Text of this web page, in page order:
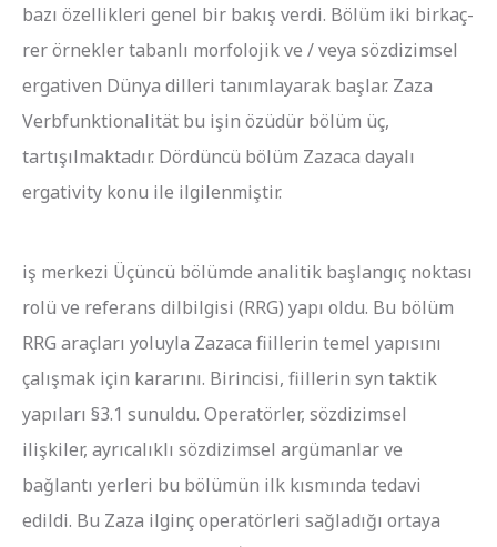
bazı özellikleri genel bir bakış verdi. Bölüm iki birkaç-
rer örnekler tabanlı morfolojik ve / veya sözdizimsel
ergativen Dünya dilleri tanımlayarak başlar. Zaza
Verbfunktionalität bu işin özüdür bölüm üç,
tartışılmaktadır. Dördüncü bölüm Zazaca dayalı
ergativity konu ile ilgilenmiştir.
iş merkezi Üçüncü bölümde analitik başlangıç ​​noktası
rolü ve referans dilbilgisi (RRG) yapı oldu. Bu bölüm
RRG araçları yoluyla Zazaca fiillerin temel yapısını
çalışmak için kararını. Birincisi, fiillerin syn taktik
yapıları §3.1 sunuldu. Operatörler, sözdizimsel
ilişkiler, ayrıcalıklı sözdizimsel argümanlar ve
bağlantı yerleri bu bölümün ilk kısmında tedavi
edildi. Bu Zaza ilginç operatörleri sağladığı ortaya